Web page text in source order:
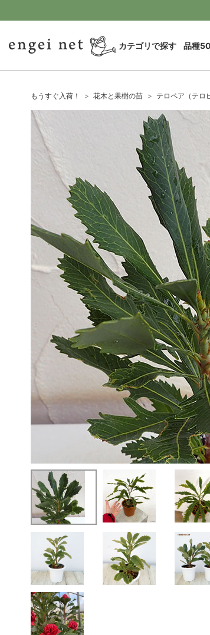
カテゴリで探す 品種
もうすぐ入荷！ 花木と果樹の苗 テロペア（テロ